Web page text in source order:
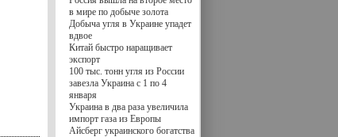
в мире по добыче золота
Добыча угля в Украине упадет
вдвое
Китай быстро наращивает
экспорт
100 тыс. тонн угля из России
завезла Украина с 1 по 4
января
Украина в два раза увеличила
импорт газа из Европы
Айсберг украинского богатства